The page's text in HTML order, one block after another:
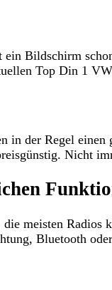
Bildschirm
Top Din 1
in der Regel
Nicht
meisten Radios
Bluetooth